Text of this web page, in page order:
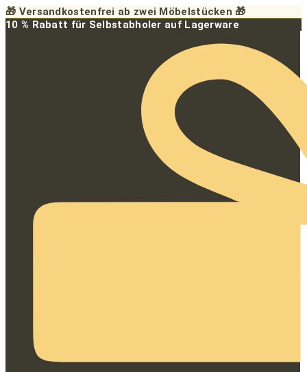
Zum
Inhalt
🎁 Versandkostenfrei ab zwei Möbelstücken 🎁
10 % Rabatt für Selbstabholer auf Lagerware